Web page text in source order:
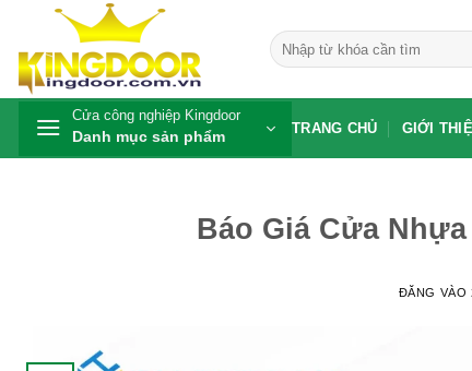
nội
dung
Tìm
kiếm:
Cửa công nghiệp Kingdoor
Danh mục sản phẩm TRANG CHỦ GIỚI
Báo Giá Cửa
ĐĂNG VÀO